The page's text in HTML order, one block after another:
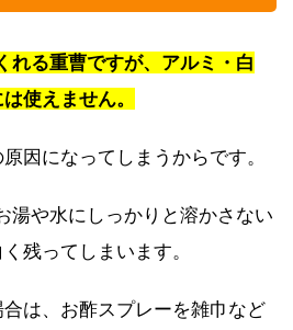
れる重曹ですが、アルミ・白
使えません。
因になってしまうからです。
や水にしっかりと溶かさない
残ってしまいます。
は、お酢スプレーを雑巾など